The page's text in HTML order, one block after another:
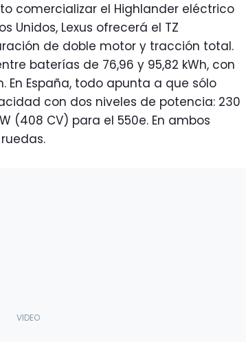
comercializar el Highlander eléctrico
Unidos, Lexus ofrecerá el TZ
de doble motor y tracción total.
baterías de 76,96 y 95,82 kWh, con
España, todo apunta a que sólo
con dos niveles de potencia: 230
(408 CV) para el 550e. En ambos